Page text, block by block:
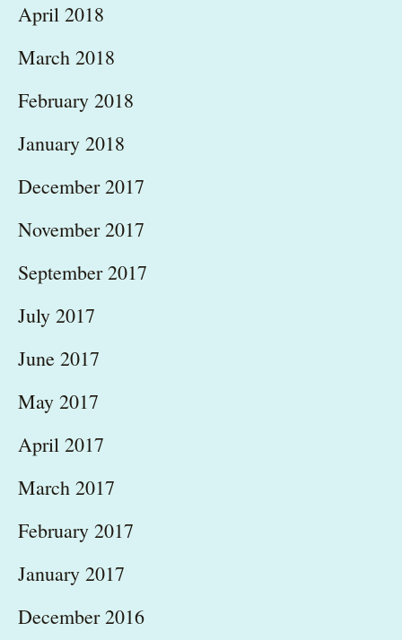
April 2018
March 2018
February 2018
January 2018
December 2017
November 2017
September 2017
July 2017
June 2017
May 2017
April 2017
March 2017
February 2017
January 2017
December 2016